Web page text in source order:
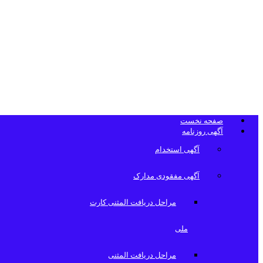
صفحه نخست
آگهی روزنامه
آگهی استخدام
آگهی مفقودی مدارک
مراحل دریافت المثنی کارت
ملی
مراحل دریافت المثنی